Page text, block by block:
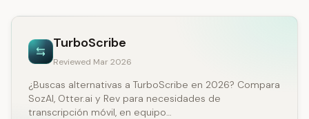
TurboScribe
Reviewed Mar 2026
¿Buscas alternativas a TurboScribe en 2026? Compara
SozAI, Otter.ai y Rev para necesidades de
transcripción móvil, en equipo…